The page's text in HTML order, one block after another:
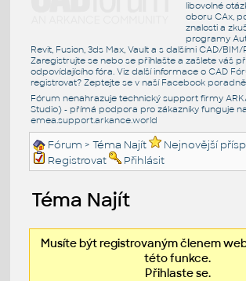
libovolné
oboru CAx,
znalosti a
programy
Revit, Fusion, 3ds Max, Vault a s dalšími CAD/
Zaregistrujte se nebo se přihlašte a zašlete váš
odpovídajícího fóra. Viz další informace o CAD
registrovat? Zeptejte se v naší Facebook poradně
Fórum nenahrazuje technický support firmy
Studio) - přímá podpora pro zákazníky funguje na
emea.support.arkance.world
Fórum > Téma Najít Nejnovější
Registrovat
Přihlásit
Téma Najít
Musíte být registrovaným členem
této funkce.
Přihlaste se.